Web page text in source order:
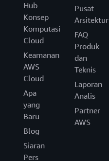
Hub
Konsep
Komputasi
Cloud
Keamanan
AWS
Cloud
Apa
yang
Baru
Blog
Siaran
Pers
Pusat
Arsitektur
FAQ
Produk
dan
Teknis
Laporan
Analis
Partner
AWS